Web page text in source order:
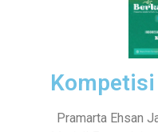
Pramarta Ehsan